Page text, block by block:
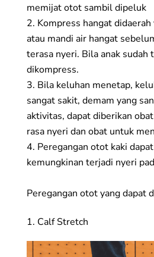
memijat otot sambil dipeluk
Kompress hangat
atau mandi air hangat
terasa nyeri. Bila anak sudah
dikompress.
Bila keluhan menetap,
sangat sakit, demam yang
aktivitas, dapat diberikan
rasa nyeri dan obat untuk
Peregangan otot kaki
kemungkinan terjadi nyeri
Peregangan otot yang dapat
1. Calf Stretch